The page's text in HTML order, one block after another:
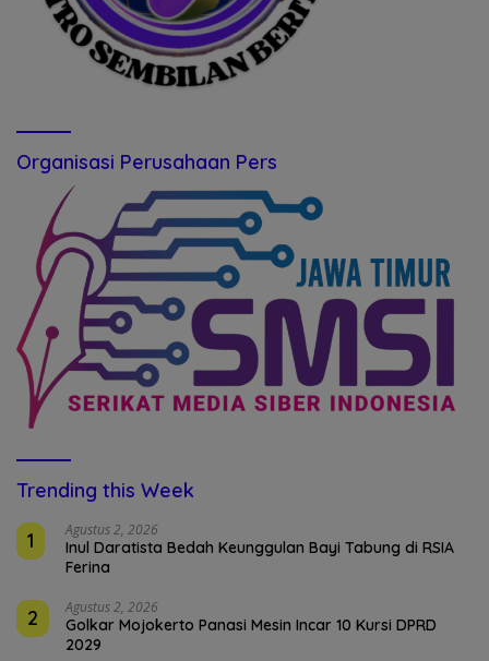
Organisasi Perusahaan Pers
Trending this Week
1
Agustus 2, 2026
Inul Daratista Bedah Keunggulan Bayi Tabung di RSIA
Ferina
2 Agustus 2, 2026
Golkar Mojokerto Panasi Mesin Incar 10 Kursi DPRD
2029